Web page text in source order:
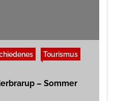
Tourismus
– Sommer